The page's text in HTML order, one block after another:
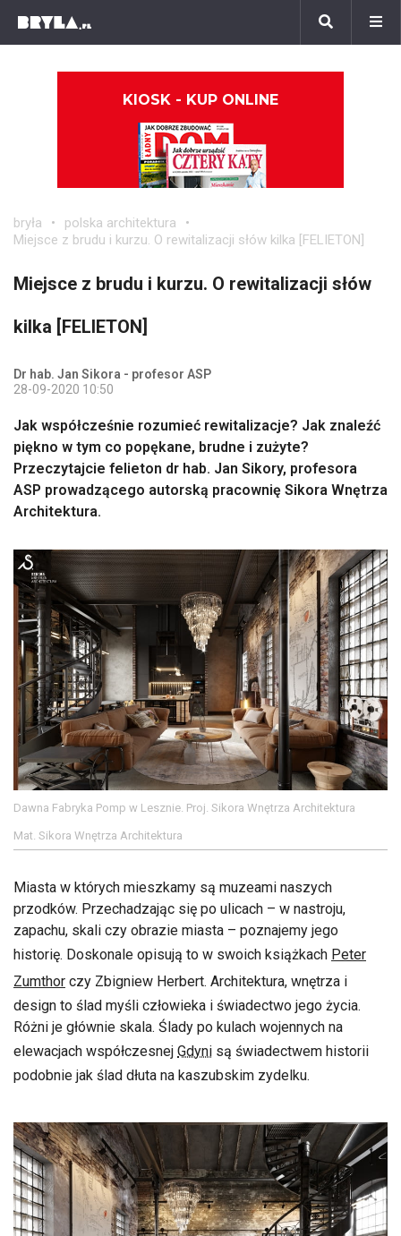
KIOSK - KUP ONLINE
bryła
polska architektura
Miejsce z brudu i kurzu. O rewitalizacji słów kilka [FELIETON]
Miejsce z brudu i kurzu. O rewitalizacji słów
kilka [FELIETON]
Dr hab. Jan Sikora - profesor ASP
28-09-2020 10:50
Jak współcześnie rozumieć rewitalizacje? Jak znaleźć
piękno w tym co popękane, brudne i zużyte?
Przeczytajcie felieton dr hab. Jan Sikory, profesora
ASP prowadzącego autorską pracownię Sikora Wnętrza
Architektura.
Dawna Fabryka Pomp w Lesznie. Proj. Sikora Wnętrza Architektura
Mat. Sikora Wnętrza Architektura
Miasta w których mieszkamy są muzeami naszych
przodków. Przechadzając się po ulicach – w nastroju,
zapachu, skali czy obrazie miasta – poznajemy jego
historię. Doskonale opisują to w swoich książkach Peter
Zumthor czy Zbigniew Herbert. Architektura, wnętrza i
design to ślad myśli człowieka i świadectwo jego życia.
Różni je głównie skala. Ślady po kulach wojennych na
elewacjach współczesnej Gdyni są świadectwem historii
podobnie jak ślad dłuta na kaszubskim zydelku.